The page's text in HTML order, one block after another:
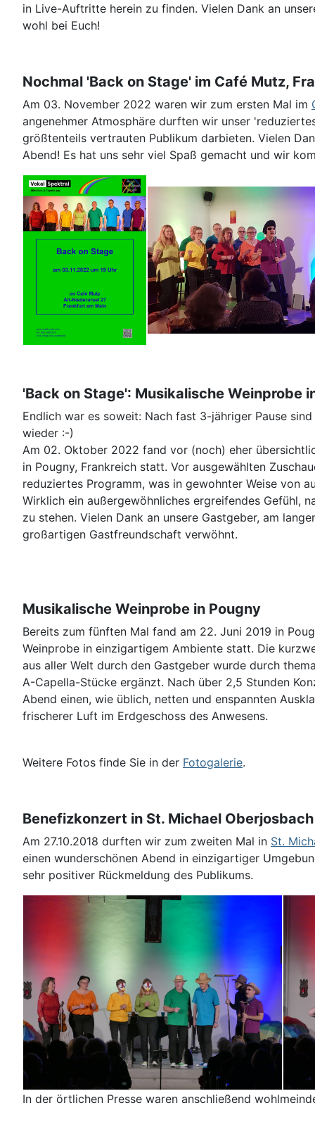
in Live-Auftritte herein zu finden. Vielen Dank an
wohl bei Euch!
Nochmal 'Back on Stage' im Café Mutz,
Am 03. November 2022 waren wir zum ersten Mal im
angenehmer Atmosphäre durften wir unser
größtenteils vertrauten Publikum darbieten. Vielen
Abend! Es hat uns sehr viel Spaß gemacht und wir
'Back on Stage': Musikalische Weinprobe
Endlich war es soweit: Nach fast 3-jähriger Pause
wieder :-)
Am 02. Oktober 2022 fand vor (noch) eher
in Pougny, Frankreich statt. Vor ausgewählten
reduziertes Programm, was in gewohnter Weise von
Wirklich ein außergewöhnliches ergreifendes Gefühl,
zu stehen. Vielen Dank an unsere Gastgeber, am
großartigen Gastfreundschaft verwöhnt.
Musikalische Weinprobe in Pougny
Bereits zum fünften Mal fand am 22. Juni 2019 in
Weinprobe in einzigartigem Ambiente statt. Die
aus aller Welt durch den Gastgeber wurde durch
A-Capella-Stücke ergänzt. Nach über 2,5 Stunden
Abend einen, wie üblich, netten und enspannten
frischerer Luft im Erdgeschoss des Anwesens.
Weitere Fotos finde Sie in der Fotogalerie.
Benefizkonzert in St. Michael Oberjosbach
Am 27.10.2018 durften wir zum zweiten Mal in St.
einen wunderschönen Abend in einzigartiger
sehr positiver Rückmeldung des Publikums.
In der örtlichen Presse waren anschließend